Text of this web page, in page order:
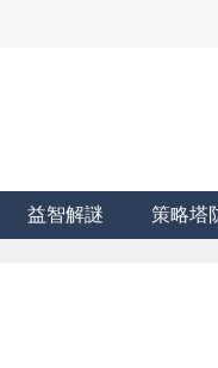
益智解謎 策略塔